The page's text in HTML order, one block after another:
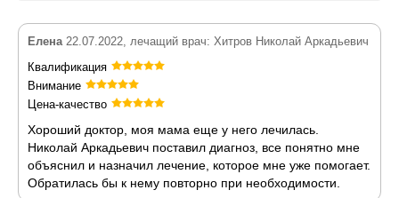
Елена22.07.2022, лечащий врач: Хитров Николай Аркадьевич
Квалификация
Внимание
Цена-качество
Хороший доктор, моя мама еще у него лечилась.
Николай Аркадьевич поставил диагноз, все понятно мне
объяснил и назначил лечение, которое мне уже помогает.
Обратилась бы к нему повторно при необходимости.